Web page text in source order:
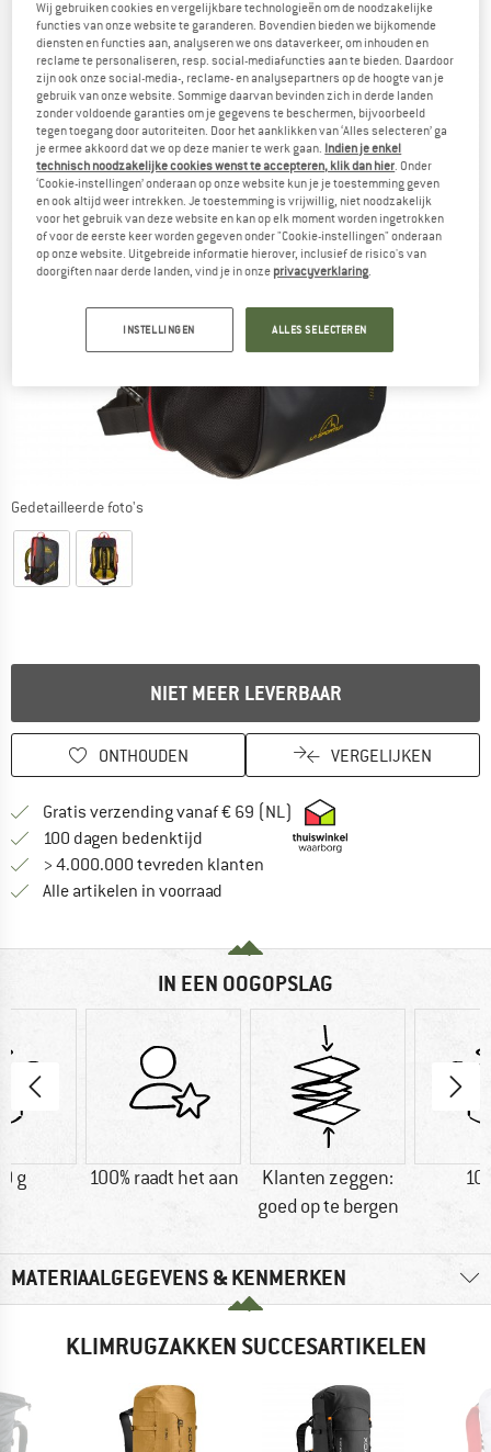
Gedetailleerde foto's
NIET MEER LEVERBAAR
ONTHOUDEN VERGELIJKEN
Gratis verzending vanaf € 69 (NL) Vind hier de
100 dagen bedenktijd Vind de betalingsinformatie hier!
> 4.000.000 tevreden klanten
Alle artikelen in voorraad
IN EEN OOGOPSLAG
g 100% raadt het aan
Klanten zeggen:
goed op te bergen
MATERIAALGEGEVENS & KENMERKEN
KLIMRUGZAKKEN SUCCESARTIKELEN
Wij gebruiken cookies en vergelijkbare technologieën om de noodzakelijke
functies van onze website te garanderen. Bovendien bieden we bijkomende
diensten en functies aan, analyseren we ons dataverkeer, om inhouden en
reclame te personaliseren, resp. social-mediafuncties aan te bieden. Daardoor
zijn ook onze social-media-, reclame- en analysepartners op de hoogte van je
gebruik van onze website. Sommige daarvan bevinden zich in derde landen
zonder voldoende garanties om je gegevens te beschermen, bijvoorbeeld
tegen toegang door autoriteiten. Door het aanklikken van ‘Alles selecteren’ ga
je ermee akkoord dat we op deze manier te werk gaan. Indien je enkel
technisch noodzakelijke cookies wenst te accepteren, klik dan hier. Onder
‘Cookie-instellingen’ onderaan op onze website kun je je toestemming geven
en ook altijd weer intrekken. Je toestemming is vrijwillig, niet noodzakelijk
voor het gebruik van deze website en kan op elk moment worden ingetrokken
of voor de eerste keer worden gegeven onder "Cookie-instellingen" onderaan
op onze website. Uitgebreide informatie hierover, inclusief de risico's van
doorgiften naar derde landen, vind je in onze privacyverklaring.
INSTELLINGEN ALLES SELECTEREN